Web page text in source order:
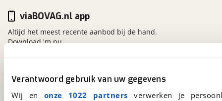
Verantwoord gebruik van uw gegevens
Wij en onze 1022 partners verwerken je
viaBOVAG.nl
Kosterijland15
viaBOVAG.nl app
Altijd het meest recente aanbod bij de hand.
Download 'm nu.